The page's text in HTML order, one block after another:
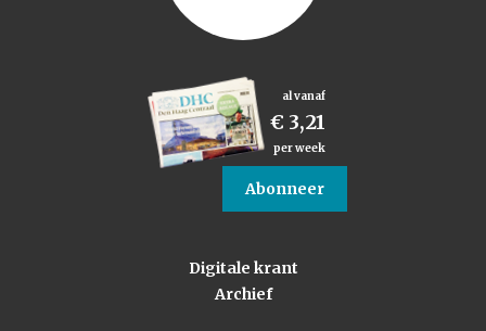
al vanaf
€ 3,21
per week
Abonneer
Digitale krant
Archief